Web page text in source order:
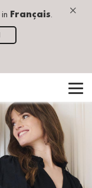
×
in Français.